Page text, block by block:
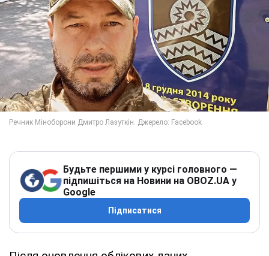
Будьте першими у курсі головного —
підпишіться на Новини на OBOZ.UA у
Google
Підписатися